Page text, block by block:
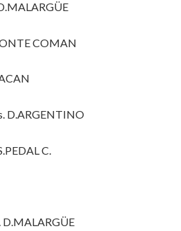
COMAN
D.ARGENTINO
C.
D.MALARGÜE